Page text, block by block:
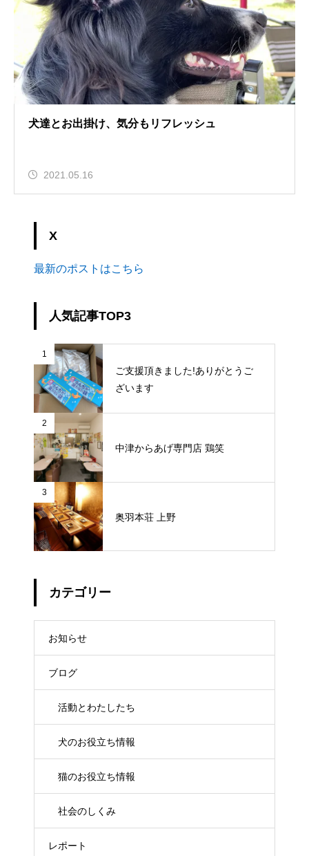
犬達とお出掛け、気分もリフレッシュ
2021.05.16
X
最新のポストはこちら
人気記事TOP3
1
ご支援頂きました!ありがとうご
ざいます
2
中津からあげ専門店 鶏笑
3
奥羽本荘 上野
カテゴリー
お知らせ
ブログ
活動とわたしたち
犬のお役立ち情報
猫のお役立ち情報
社会のしくみ
レポート